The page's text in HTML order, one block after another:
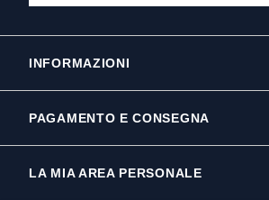
INFORMAZIONI
PAGAMENTO E CONSEGNA
LA MIA AREA PERSONALE